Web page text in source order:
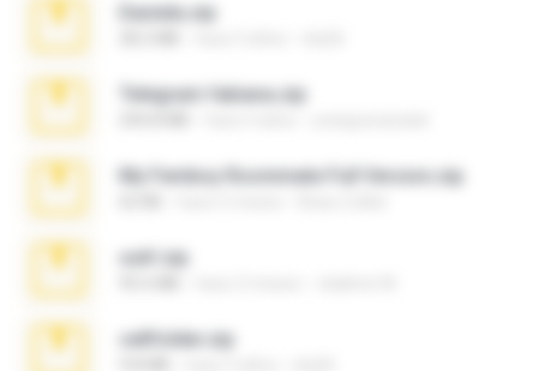
Daniela.zip
Telegram fabiana.zip
My Femboy Roommate Full Version.zip
ouh!.zip
cellfolder.zip